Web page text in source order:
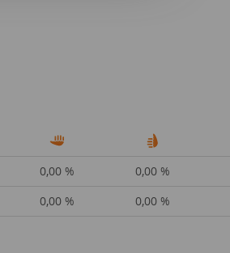
0,00 % 0,00 %
0,00 % 0,00 %